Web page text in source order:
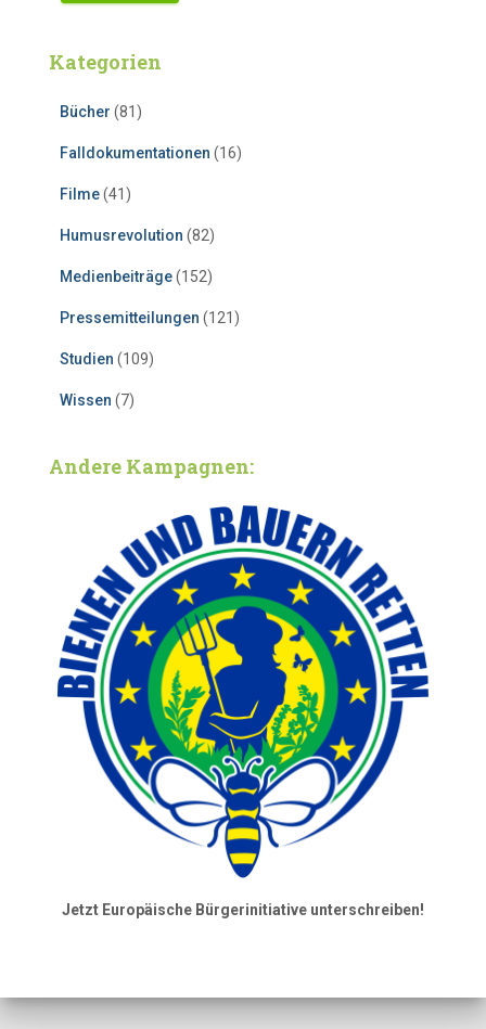
Kategorien
Bücher (81)
Falldokumentationen (16)
Filme(41)
Humusrevolution (82)
Medienbeiträge(152)
Pressemitteilungen (121)
Studien (109)
Wissen (7)
Andere Kampagnen:
Jetzt Europäische Bürgerinitiative unterschreiben!